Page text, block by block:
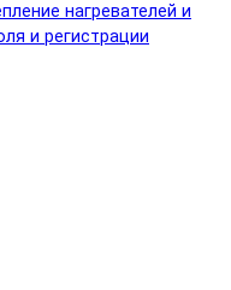
нагревателей и
и регистрации